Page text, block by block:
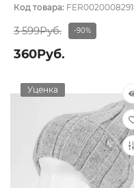
Код товара:
3 599Руб. -90%
360Руб.
Уценка